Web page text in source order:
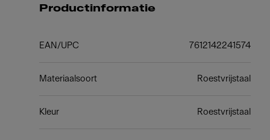
Productinformatie
EAN/UPC 7612142241574
Materiaalsoort Roestvrijstaal
Kleur Roestvrijstaal